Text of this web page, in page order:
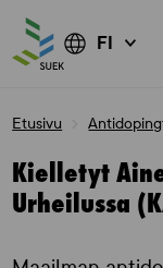
FI
Etusivu
Kielletyt
Urheilussa